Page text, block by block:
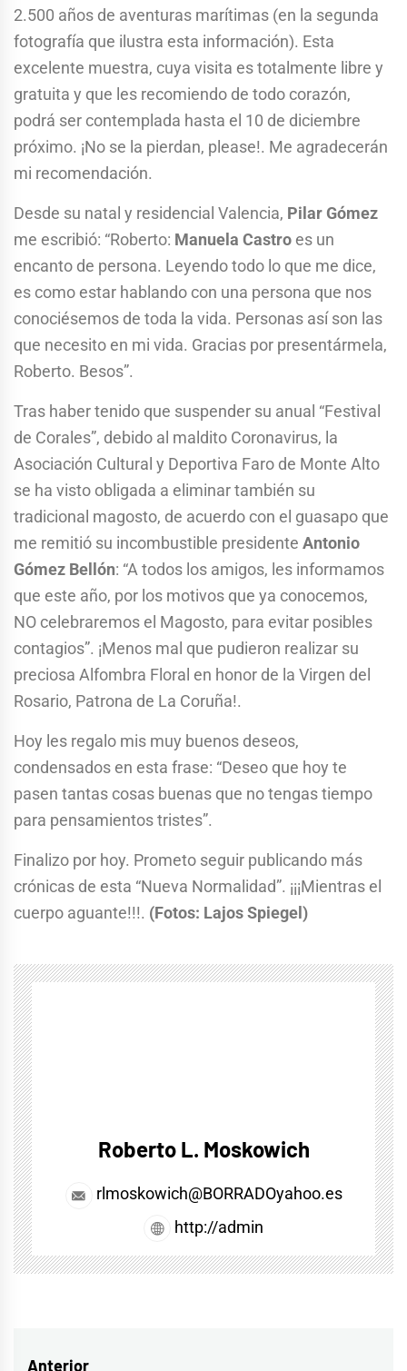
2.500 años de aventuras marítimas (en la segunda
fotografía que ilustra esta información). Esta
excelente muestra, cuya visita es totalmente libre y
gratuita y que les recomiendo de todo corazón,
podrá ser contemplada hasta el 10 de diciembre
próximo. ¡No se la pierdan, please!. Me agradecerán
mi recomendación.
Desde su natal y residencial Valencia, Pilar Gómez
me escribió: “Roberto: Manuela Castro es un
encanto de persona. Leyendo todo lo que me dice,
es como estar hablando con una persona que nos
conociésemos de toda la vida. Personas así son las
que necesito en mi vida. Gracias por presentármela,
Roberto. Besos”.
Tras haber tenido que suspender su anual “Festival
de Corales”, debido al maldito Coronavirus, la
Asociación Cultural y Deportiva Faro de Monte Alto
se ha visto obligada a eliminar también su
tradicional magosto, de acuerdo con el guasapo que
me remitió su incombustible presidente Antonio
Gómez Bellón: “A todos los amigos, les informamos
que este año, por los motivos que ya conocemos,
NO celebraremos el Magosto, para evitar posibles
contagios”. ¡Menos mal que pudieron realizar su
preciosa Alfombra Floral en honor de la Virgen del
Rosario, Patrona de La Coruña!.
Hoy les regalo mis muy buenos deseos,
condensados en esta frase: “Deseo que hoy te
pasen tantas cosas buenas que no tengas tiempo
para pensamientos tristes”.
Finalizo por hoy. Prometo seguir publicando más
crónicas de esta “Nueva Normalidad”. ¡¡¡Mientras el
cuerpo aguante!!!. (Fotos: Lajos Spiegel)
Roberto L. Moskowich
rlmoskowich@BORRADOyahoo.es
http://admin
Anterior